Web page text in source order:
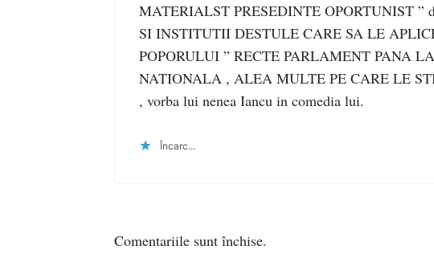
MATERIALST PRESEDINTE OPORTUNIST
SI INSTITUTII DESTULE CARE SA LE
POPORULUI ” RECTE PARLAMENT PANA
NATIONALA , ALEA MULTE PE CARE LE
, vorba lui nenea Iancu in comedia lui.
Încarc...
Comentariile sunt închise.